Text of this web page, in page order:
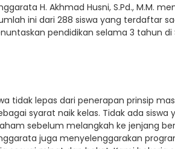
H. Akhmad Husni, S.Pd., M.M.
ini dari 288 siswa yang terdaftar
pendidikan selama 3 tahun di
tidak lepas dari penerapan prinsip
syarat naik kelas. Tidak ada siswa
sebelum melangkah ke jenjang
juga menyelenggarakan